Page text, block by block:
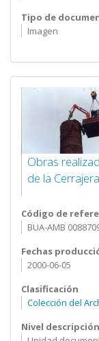
Tipo de
Imagen
Obras
de la Cerrajera
Código de
BUA-AMB
Fechas
2000-06-05
Clasificación
Colección del
Nivel descripción